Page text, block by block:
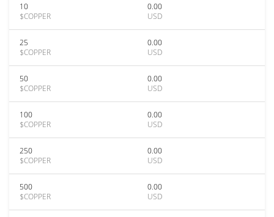
10
$COPPER
0.00
USD
25
$COPPER
0.00
USD
50
$COPPER
0.00
USD
100
$COPPER
0.00
USD
250
$COPPER
0.00
USD
500
$COPPER
0.00
USD